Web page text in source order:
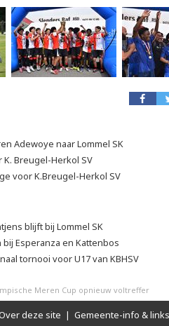
Adewoye naar Lommel SK
Breugel-Herkol SV
voor K.Breugel-Herkol SV
blijft bij Lommel SK
Esperanza en Kattenbos
tornooi voor U17 van KBHSV
Meren Cup opnieuw voltreffer
deze site | Gemeente-info & links